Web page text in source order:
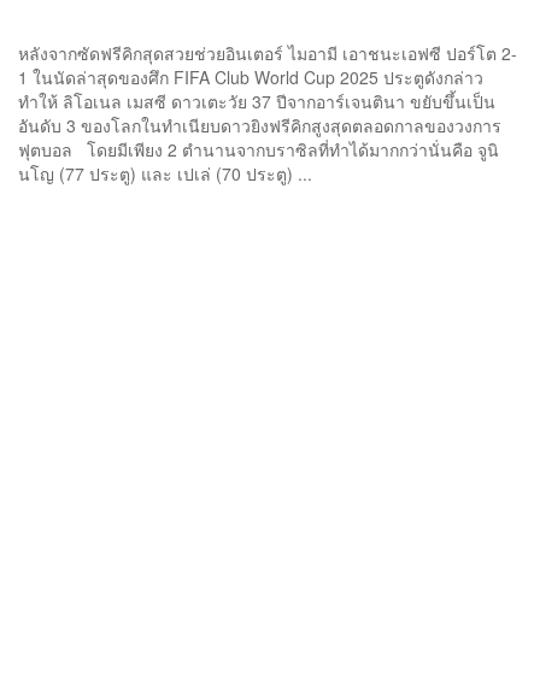
หลังจากซัดฟรีคิกสุดสวยช่วยอินเตอร์ ไมอามี เอาชนะเอฟซี ปอร์โต 2-
1 ในนัดล่าสุดของศึก FIFA Club World Cup 2025 ประตูดังกล่าว
ทำให้ ลิโอเนล เมสซี ดาวเตะวัย 37 ปีจากอาร์เจนตินา ขยับขึ้นเป็น
อันดับ 3 ของโลกในทำเนียบดาวยิงฟรีคิกสูงสุดตลอดกาลของวงการ
ฟุตบอล โดยมีเพียง 2 ตำนานจากบราซิลที่ทำได้มากกว่านั่นคือ จูนิ
นโญ (77 ประตู) และ เปเล่ (70 ประตู) ...